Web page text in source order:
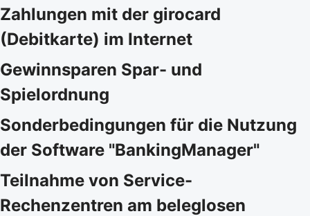
Zahlungen mit der girocard
(Debitkarte) im Internet
Gewinnsparen Spar- und
Spielordnung
Sonderbedingungen für die Nutzung
der Software "BankingManager"
Teilnahme von Service-
Rechenzentren am beleglosen